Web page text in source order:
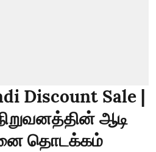
Discount Sale |
ஆடி
தொடக்கம்